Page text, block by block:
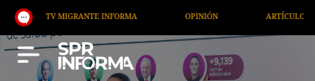
MIGRANTE INFORMA OPINIÓN ARTÍCULOS